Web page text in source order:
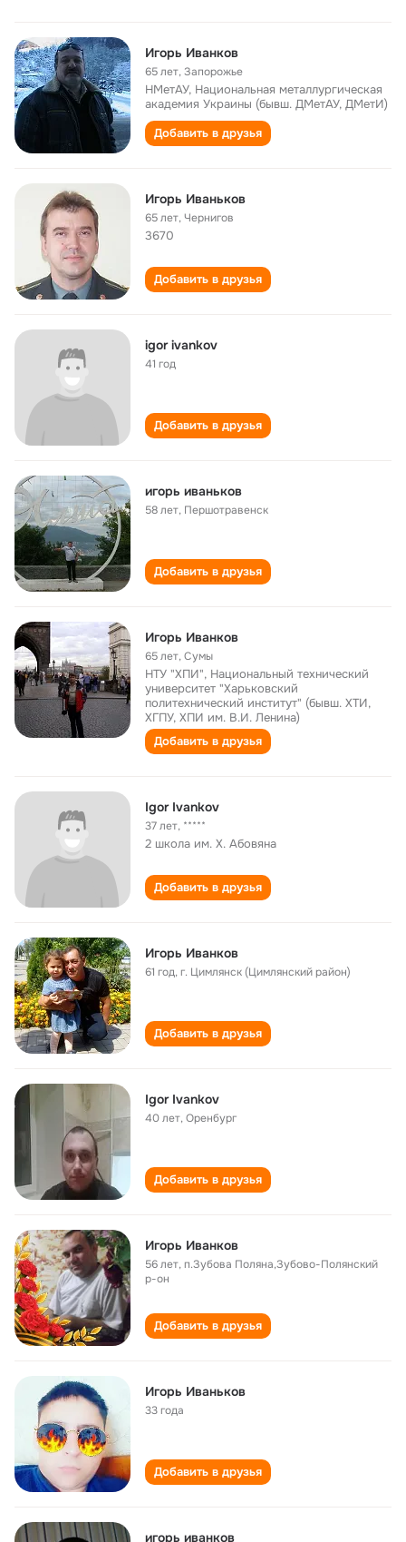
Игорь Иванков
65 лет,Запорожье
НМетАУ, Национальная металлургическая
академия Украины (бывш. ДМетАУ, ДМетИ)
Добавить в друзья
Игорь Иваньков
65 лет,Чернигов
3670
Добавить в друзья
igor ivankov
41 год
Добавить в друзья
игорь иваньков
58 лет, Першотравенск
Добавить в друзья
Игорь Иванков
65 лет,Сумы
НТУ "ХПИ", Национальный технический
университет "Харьковский
политехнический институт" (бывш. ХТИ,
ХГПУ, ХПИ им. В.И. Ленина)
Добавить в друзья
Igor Ivankov
37 лет, *****
2 школа им. Х. Абовяна
Добавить в друзья
Игорь Иванков
61 год,г. Цимлянск (Цимлянский район)
Добавить в друзья
Igor Ivankov
40 лет,Оренбург
Добавить в друзья
Игорь Иванков
56 лет,п.Зубова Поляна,Зубово-Полянский
р-он
Добавить в друзья
Игорь Иваньков
33 года
Добавить в друзья
игорь иванков